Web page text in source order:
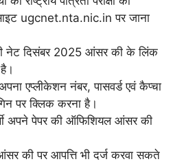
ugcnet.nta.nic.in पर जाना
नेट दिसंबर 2025 आंसर की के लिंक
एप्लीकेशन नंबर, पासवर्ड एवं कैप्चा
पर क्लिक करना है।
अपने पेपर की ऑफिशियल आंसर की
की पर आपत्ति भी दर्ज करवा सकते